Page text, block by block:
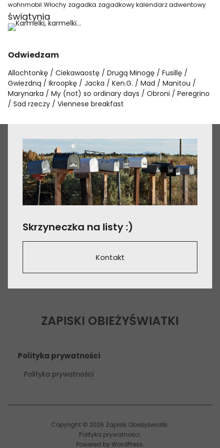
wohnmobil Włochy zagadka zagadkowy kalendarz adwentowy
świątynia
Odwiedzam
Allochtonkę Ciekawaostę Drugą Minogę
Fusillę
Gwiezdną
Ikroopkę Jacka Ken.G. Mad
Manitou
Marynarka
My (not) so ordinary days Obroni
Peregrino
Sad rzeczy
Viennese breakfast
Skrzyneczka na listy :)
Kontakt
ZAPISKI OBIEŻYŚWIATKI
Polityka prywatności
Polityka prywatności
Copyright © 2026 Zapiski Obieżyświatki
Polityka prywatności
Powered by WordPress